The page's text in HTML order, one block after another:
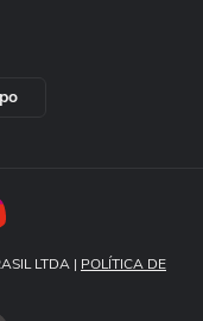
LTDA | POLÍTICA DE